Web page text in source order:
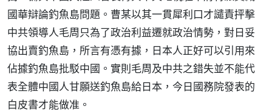
國華辯論釣魚島問題。曹某以其一貫犀利口才譴責抨擊
中共領導人毛周只為了政治利益遷就政治情勢，對日妥
協出賣釣魚島，所言有憑有據，日本人正好可以引用來
佔據釣魚島批駁中國。實則毛周及中共之錯失並不能代
表全體中國人甘願送釣魚島給日本，今日國務院發表的
白皮書才能做准。